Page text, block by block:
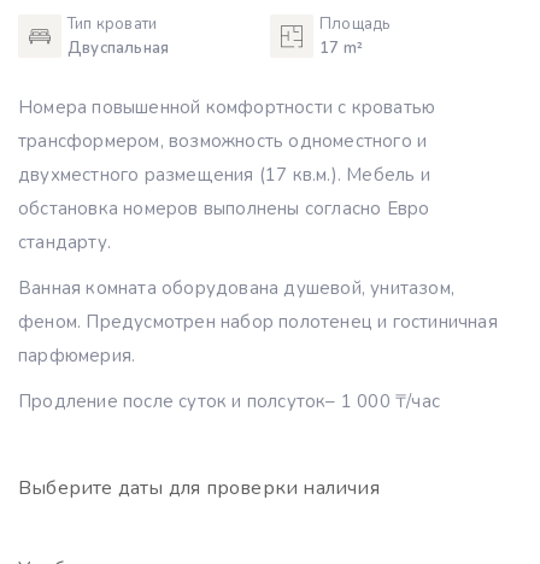
Тип кровати
Двуспальная
Площадь
17 m²
Номера повышенной комфортности с кроватью
трансформером, возможность одноместного и
двухместного размещения (17 кв.м.). Мебель и
обстановка номеров выполнены согласно Евро
стандарту.
Ванная комната оборудована душевой, унитазом,
феном. Предусмотрен набор полотенец и гостиничная
парфюмерия.
Продление после суток и полсуток– 1 000 ₸/час
Выберите даты для проверки наличия